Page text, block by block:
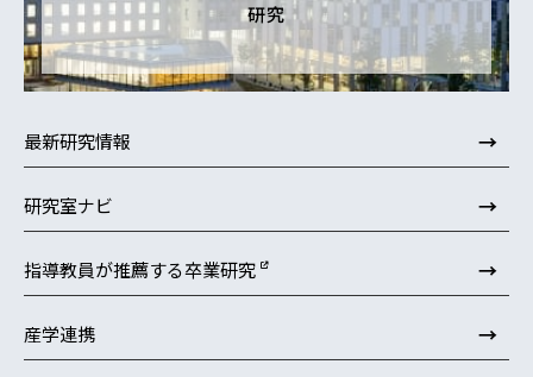
研究
最新研究情報 →
研究室ナビ →
指導教員が推薦する卒業研究 →
産学連携 →